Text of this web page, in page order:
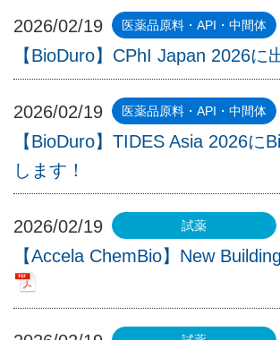
2026/02/19
【BioDuro】CPhI Japan 2026に
2026/02/19
【BioDuro】TIDES Asia 2026に
します！
2026/02/19
【Accela ChemBio】New